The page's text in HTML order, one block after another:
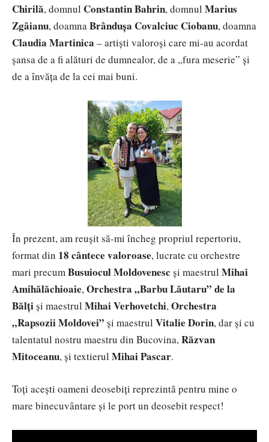
Chirilă, domnul Constantin Bahrin, domnul Marius
Zgâianu, doamna Brândușa Covalciuc Ciobanu, doamna
Claudia Martinica – artiști valoroși care mi-au acordat
șansa de a fi alături de dumnealor, de a „fura meserie” și
de a învăța de la cei mai buni.
În prezent, am reușit să-mi încheg propriul repertoriu,
format din 18 cântece valoroase, lucrate cu orchestre
mari precumBusuiocul Moldovenesc și maestrul Mihai
Amihălăchioaie,Orchestra „Barbu Lăutaru” de la
Bălțiși maestrul Mihai Verhovetchi,Orchestra
„Rapsozii Moldovei” și maestrul Vitalie Dorin, dar și cu
talentatul nostru maestru din Bucovina,Răzvan
Mitoceanu, și textierul Mihai Pascar.
Toți acești oameni deosebiți reprezintă pentru mine o
mare binecuvântare și le port un deosebit respect!